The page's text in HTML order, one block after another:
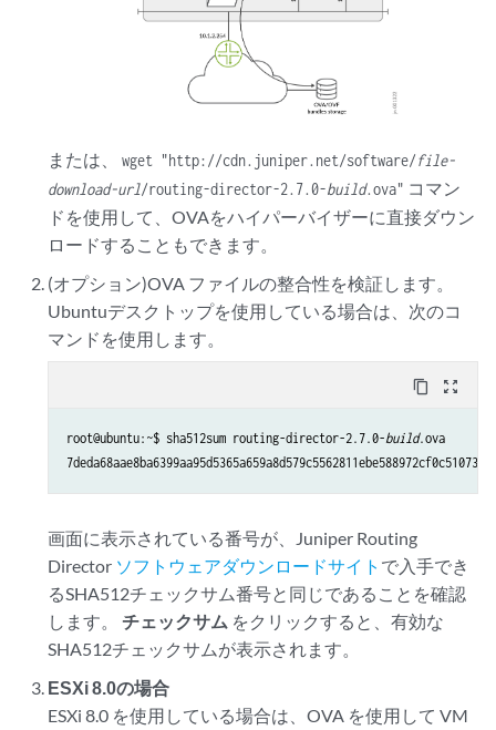
または、wget "http://cdn.juniper.net/software/file-
download-url/routing-director-2.7.0-build.ova" コマン
ドを使用して、OVAをハイパーバイザーに直接ダウン
ロードすることもできます。
(オプション)OVA ファイルの整合性を検証します。
Ubuntuデスクトップを使用している場合は、次のコ
マンドを使用します。
content_copy zoom_out_map
root@ubuntu:~$ sha512sum routing-director-2.7.0-build.ova
画面に表示されている番号が、Juniper Routing
Director ソフトウェアダウンロードサイト で入手でき
るSHA512チェックサム番号と同じであることを確認
します。チェックサム をクリックすると、有効な
SHA512チェックサムが表示されます。
ESXi 8.0の場合
ESXi 8.0 を使用している場合は、OVA を使用して VM